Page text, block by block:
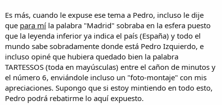
Es más, cuando le expuse ese tema a Pedro, incluso le dije
que para mí la palabra "Madrid" sobraba en la esfera puesto
que la leyenda inferior ya indica el país (España) y todo el
mundo sabe sobradamente donde está Pedro Izquierdo, e
incluso opiné que hubiera quedado bien la palabra
TARTESSOS (toda en mayúsculas) entre el cañon de minutos y
el número 6, enviándole incluso un "foto-montaje" con mis
apreciaciones. Supongo que si estoy mintiendo en todo esto,
Pedro podrá rebatirme lo aquí expuesto.